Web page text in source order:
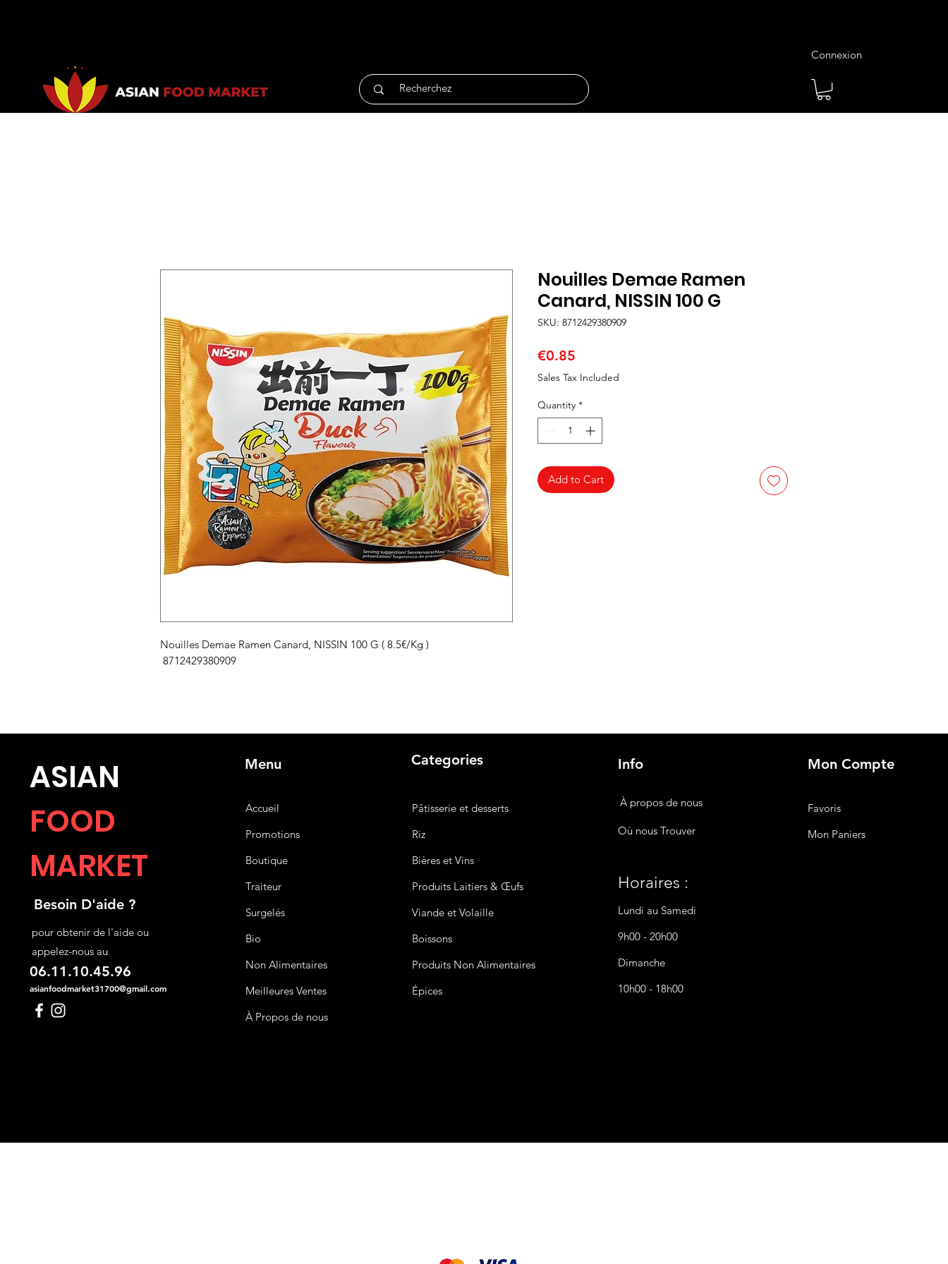
Connexion
Nouilles Demae Ramen Canard, NISSIN 100 G ( 8.5€/Kg )
8712429380909
Nouilles Demae Ramen
Canard, NISSIN 100 G
SKU: 8712429380909
€0.85
Sales Tax Included
Quantity *
Add to Cart
ASIAN
FOOD
MARKET
Besoin D'aide ?
pour obtenir de l'aide ou
appelez-nous au
06.11.10.45.96
asianfoodmarket31700@gmail.com
Menu
Accueil
Promotions
Boutique
Traiteur
Surgelés
Bio
Non Alimentaires
Meilleures Ventes
À Propos de nous
Categories
Pâtisserie et desserts
Riz
Bièreset Vins
Produits Laitiers & Œufs
Viande et Volaille
Boissons
Produits Non Alimentaires
Épices
Info
Où nous Trouver
Horaires :
Lundi au Samedi
9h00 - 20h00
Dimanche
10h00 - 18h00
À propos de nous
Mon Compte
Favoris
Mon Paniers